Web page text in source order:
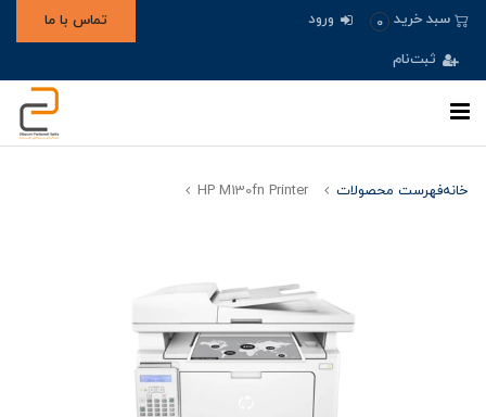
سبد خرید 0 ورود
ثبت‌نام
تماس با ما
خانهفهرست محصولات HP M130fn Printer